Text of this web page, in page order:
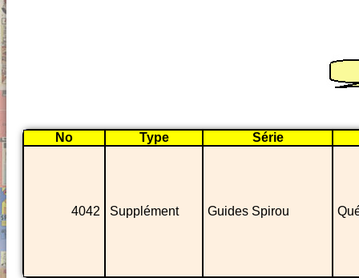
No Type Série
4042 Supplément Guides Spirou